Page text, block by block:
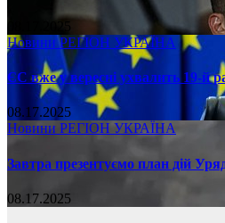
08.17.2025
НовиниРЕГІОН УКРАЇНА
ЄС вже у вересні ухвалить 19-й
08.17.2025
Новини РЕГІОН УКРАЇНА
Завтра презентуємо план дій
08.17.2025